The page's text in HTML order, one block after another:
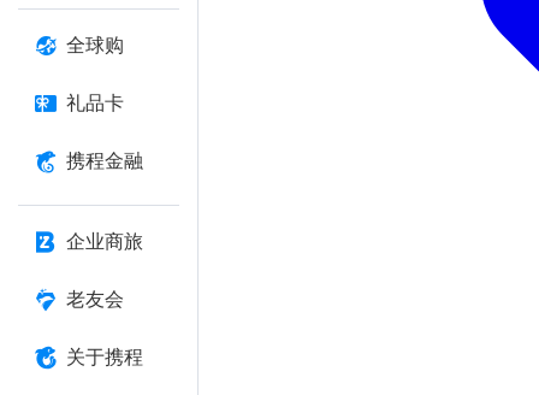
全球购
礼品卡
携程金融
企业商旅
老友会
关于携程